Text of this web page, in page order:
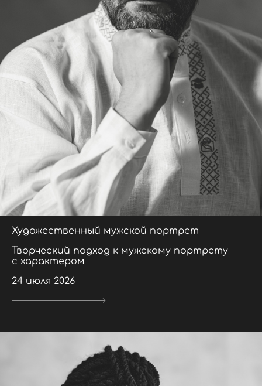
Художественный мужской портрет
Творческий подход к мужскому портрету
с характером
24 июля 2026